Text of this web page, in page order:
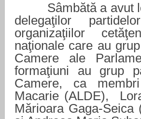
Sâmbătă a avut
delegaţilor
organizaţiilor
naţionale care au
Camere ale
formaţiuni au grup
Camere, ca
Macarie (ALDE),
Mărioara Gaga-